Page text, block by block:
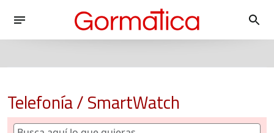
Telefonía / SmartWatch